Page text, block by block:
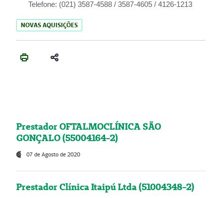
Telefone: (021) 3587-4588 / 3587-4605 / 4126-1213
NOVAS AQUISIÇÕES
Prestador OFTALMOCLÍNICA SÃO
GONÇALO (55004164-2)
07 de Agosto de 2020
Prestador Clínica Itaipú Ltda (51004348-2)